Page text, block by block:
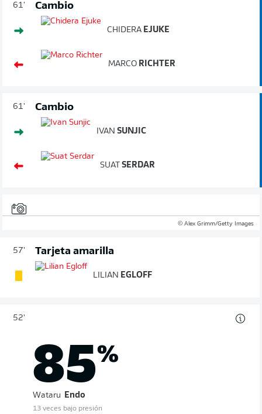
61' Cambio
CHIDERA EJUKE
MARCO RICHTER
61' Cambio
IVAN SUNJIC
SUAT SERDAR
© Alex Grimm/Getty Images
57' Tarjeta amarilla
LILIAN EGLOFF
52'
85%
Wataru Endo
13 veces bajo presión